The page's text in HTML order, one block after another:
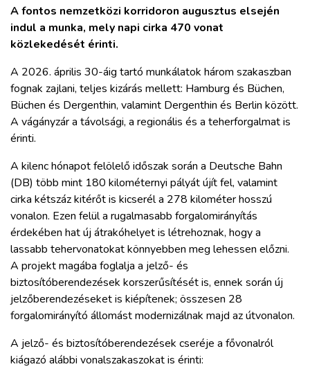
BELÉPÉS
REGISZTRÁCIÓ
A fontos nemzetközi korridoron augusztus elsején
indul a munka, mely napi cirka 470 vonat
közlekedését érinti.
A 2026. április 30-áig tartó munkálatok három szakaszban
fognak zajlani, teljes kizárás mellett: Hamburg és Büchen,
Büchen és Dergenthin, valamint Dergenthin és Berlin között.
A vágányzár a távolsági, a regionális és a teherforgalmat is
érinti.
A kilenc hónapot felölelő időszak során a Deutsche Bahn
(DB) több mint 180 kilométernyi pályát újít fel, valamint
cirka kétszáz kitérőt is kicserél a 278 kilométer hosszú
vonalon. Ezen felül a rugalmasabb forgalomirányítás
érdekében hat új átrakóhelyet is létrehoznak, hogy a
lassabb tehervonatokat könnyebben meg lehessen előzni.
A projekt magába foglalja a jelző- és
biztosítóberendezések korszerűsítését is, ennek során új
jelzőberendezéseket is kiépítenek; összesen 28
forgalomirányító állomást modernizálnak majd az útvonalon.
A jelző- és biztosítóberendezések cseréje a fővonalról
kiágazó alábbi vonalszakaszokat is érinti: